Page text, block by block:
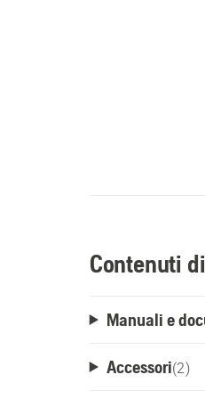
Contenuti
Manuali e
Accessori(2)